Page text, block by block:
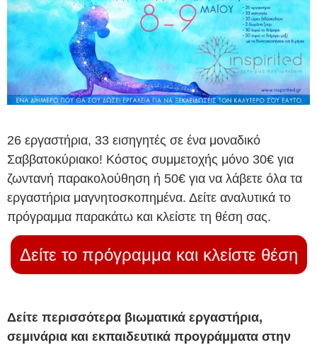
26 εργαστήρια, 33 εισηγητές σε ένα μοναδικό
Σαββατοκύριακο! Κόστος συμμετοχής μόνο 30€ για
ζωντανή παρακολούθηση ή 50€ για να λάβετε όλα τα
εργαστήρια μαγνητοσκοπημένα. Δείτε αναλυτικά το
πρόγραμμα παρακάτω και κλείστε τη θέση σας.
Δείτε το πρόγραμμα και κλείστε θέση
Δείτε περισσότερα βιωματικά εργαστήρια,
σεμινάρια και εκπαιδευτικά προγράμματα στην